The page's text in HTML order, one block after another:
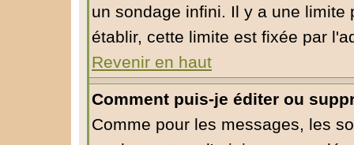
un sondage infini. Il y a une
établir, cette limite est fixée par
Revenir en haut
Comment puis-je éditer ou
Comme pour les messages, les